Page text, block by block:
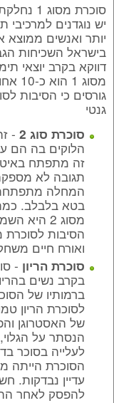
יותר ואנשים ממוצא
דווקא בקרב יוצאי
גורסים כי הסיבות
גנטי
סוכרת סוג 2
-
הלוקים בה הם
תגובה לא
המחלה
בטא בלבלב.
מסוג 2
ואורח חיים
סוכרת הריון -
בקרב נשים
ברמותיו של
לסוכרת הריון
של האסטרוגן
הנסתר על
לעלייה בסוכר
הסוכרת הייתה
עדיין נבדקות.
להפסק לאחר